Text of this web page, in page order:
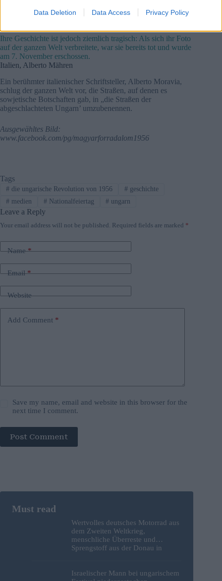
Data Deletion Data Access Privacy Policy
Patronenscheibengewehr in den Händen, mit einem Ausdruck
der Entschlossenheit und stolzem Trotz in den Augen.
Ihre Geschichte ist jedoch ziemlich tragisch: Als sich ihr Foto
auf der ganzen Welt verbreitete, war sie bereits tot und wurde
am 7. November erschossen.
Italien, Alberto Mähren
Ein berühmter italienischer Schriftsteller, Alberto Moravia,
schlug der ganzen Welt vor, die Straßen, auf denen es
sowjetische Botschaften gab, in „die Straßen der
abgeschlachteten Ungarn’ umzubenennen.
Ausgewähltes Bild:
www.facebook.com/pg/magyarforradalom1956
Tags
#die ungarische Revolution von 1956 #geschichte
#medien #Nationalfeiertag # ungarn
Leave a Reply
Your email address will not be published. Required fields are marked *
Name*
Email*
Website
Add Comment *
Save my name, email and website in this browser for the
next time I comment.
Post Comment
Wertvolles deutsches Motorrad aus
dem Zweiten Weltkrieg,
menschliche Überreste und
Sprengstoff aus der Donau in
Israelischer Mann bei ungarischem